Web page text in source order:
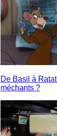
De Basil à
méchants ?